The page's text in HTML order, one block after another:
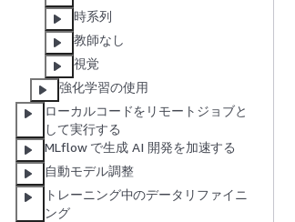
時系列
教師なし
視覚
強化学習の使用
ローカルコードをリモートジョブと
して実行する
MLflow で生成 AI 開発を加速する
自動モデル調整
トレーニング中のデータリファイニ
ング